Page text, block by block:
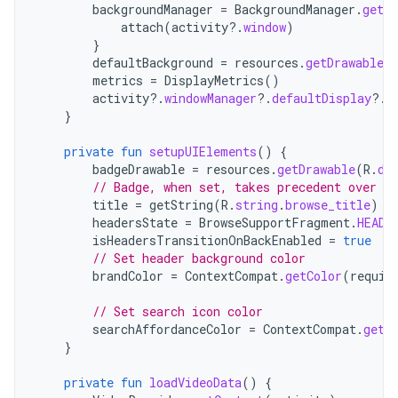
backgroundManager = BackgroundManager .
attach(activity?.window)
}
defaultBackground = resources .getDrawable
metrics = DisplayMetrics()
activity?.windowManager?.defaultDisplay?.
}
private fun setupUIElements()
{
badgeDrawable = resources .getDrawable(R .
// Badge, when set, takes precedent over
title = getString(R . string .browse_title)
headersState = BrowseSupportFragment.
isHeadersTransitionOnBackEnabled = true
// Set header background color
brandColor = ContextCompat.getColor(
// Set search icon color
searchAffordanceColor = ContextCompat.
}
private fun loadVideoData()
{